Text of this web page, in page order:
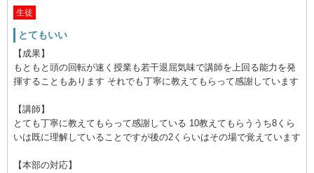
生徒
とてもいい
【成果】
もともと頭の回転が速く授業も若干退屈気味で講師を上回る能力を発
揮することもあります それでも丁寧に教えてもらって感謝しています
【講師】
とても丁寧に教えてもらって感謝している 10教えてもらううち8くら
いは既に理解していることですが後の2くらいはその場で覚えています
【本部の対応】